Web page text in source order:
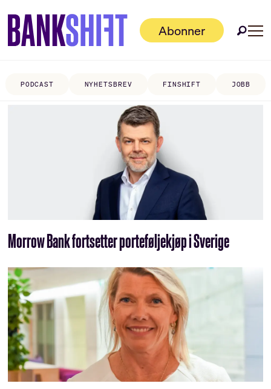
Abonner
PODCAST NYHETSBREV FINSHIFT JOBB
utlånsportefølje
Morrow Bank fortsetter porteføljekjøp i Sverige